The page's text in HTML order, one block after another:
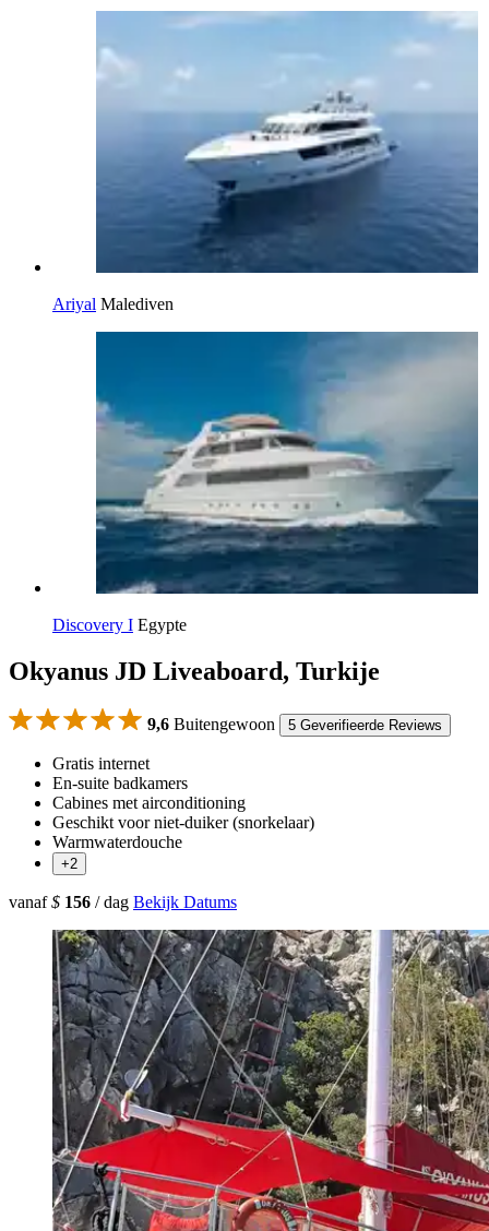
Ariyal Malediven
Discovery I Egypte
Okyanus JD Liveaboard, Turkije
9,6 Buitengewoon 5 Geverifieerde Reviews
Gratis internet
En-suite badkamers
Cabines met airconditioning
Geschikt voor niet-duiker (snorkelaar)
Warmwaterdouche
+2
vanaf$ 156 / dag Bekijk Datums